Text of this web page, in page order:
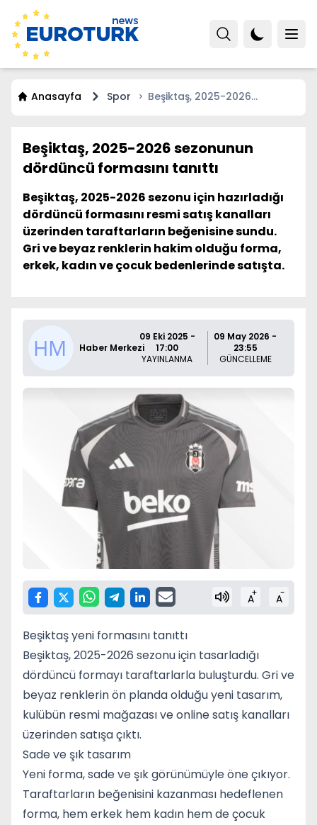
Anasayfa Spor
Beşiktaş, 2025-2026
Beşiktaş, 2025-2026 sezonunun
dördüncü formasını tanıttı
Beşiktaş, 2025-2026 sezonu için hazırladığı
dördüncü formasını resmi satış kanalları
üzerinden taraftarların beğenisine sundu.
Gri ve beyaz renklerin hakim olduğu forma,
erkek, kadın ve çocuk bedenlerinde satışta.
Haber Merkezi
09 Eki 2025 -
17:00
YAYINLANMA
09 May 2026 -
23:55
GÜNCELLEME
A+ A-
Beşiktaş yeni formasını tanıttı
Beşiktaş, 2025-2026 sezonu için tasarladığı
dördüncü formayı taraftarlarla buluşturdu. Gri ve
beyaz renklerin ön planda olduğu yeni tasarım,
kulübün resmi mağazası ve online satış kanalları
üzerinden satışa çıktı.
Sade ve şık tasarım
Yeni forma, sade ve şık görünümüyle öne çıkıyor.
Taraftarların beğenisini kazanması hedeflenen
forma, hem erkek hem kadın hem de çocuk